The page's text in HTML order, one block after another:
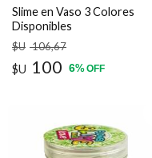
Slime en Vaso 3 Colores
Disponibles
$U 106,67
$U 100 6%OFF